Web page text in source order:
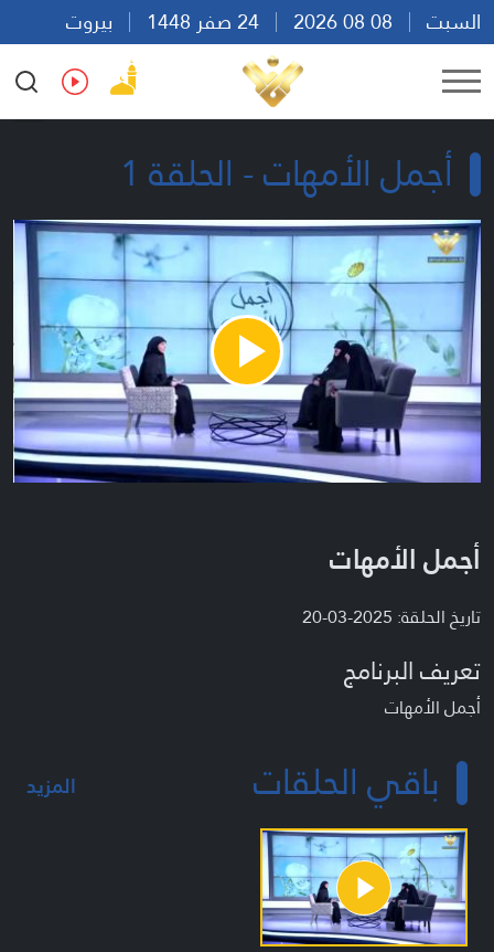
السبت
بيروت
10:58
Ar En Fr Es
أجمل الأمهات - الحلقة 1
Play
Video
أجمل الأمهات
تاريخ الحلقة: 2025-03-20
تعريف البرنامج
أجمل الأمهات
باقي الحلقات المزيد